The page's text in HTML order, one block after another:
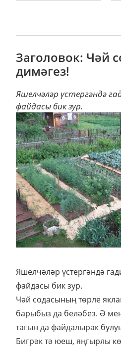
Заголовок: Чәй
димәгез!
Яшелчәләр үстергәндә
файдасы бик зур.
Яшелчәләр үстергәндә
файдасы бик зур.
Чәй содасының төрле
барыбыз да беләбез. Ә
тагын да файдалырак
Бигрәк тә юеш, яңгырлы